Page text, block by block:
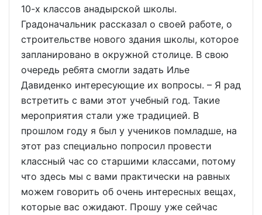
10-х классов анадырской школы.
Градоначальник рассказал о своей работе, о
строительстве нового здания школы, которое
запланировано в окружной столице. В свою
очередь ребята смогли задать Илье
Давиденко интересующие их вопросы. – Я рад
встретить с вами этот учебный год. Такие
мероприятия стали уже традицией. В
прошлом году я был у учеников помладше, на
этот раз специально попросил провести
классный час со старшими классами, потому
что здесь мы с вами практически на равных
можем говорить об очень интересных вещах,
которые вас ожидают. Прошу уже сейчас